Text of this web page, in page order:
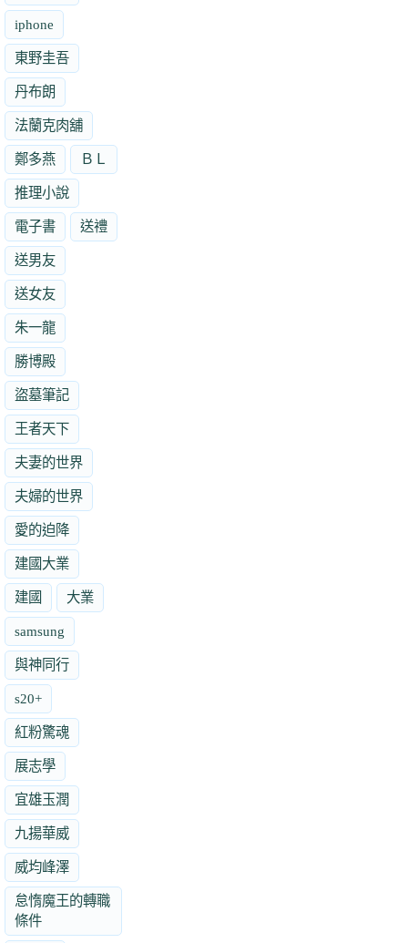
iphone
東野圭吾
丹布朗
法蘭克肉舖
鄭多燕 ＢＬ
推理小說
電子書 送禮
送男友
送女友
朱一龍
勝博殿
盜墓筆記
王者天下
夫妻的世界
夫婦的世界
愛的迫降
建國大業
建國 大業
samsung
與神同行
s20+
紅粉驚魂
展志學
宜雄玉潤
九揚華威
威均峰澤
怠惰魔王的轉職
條件